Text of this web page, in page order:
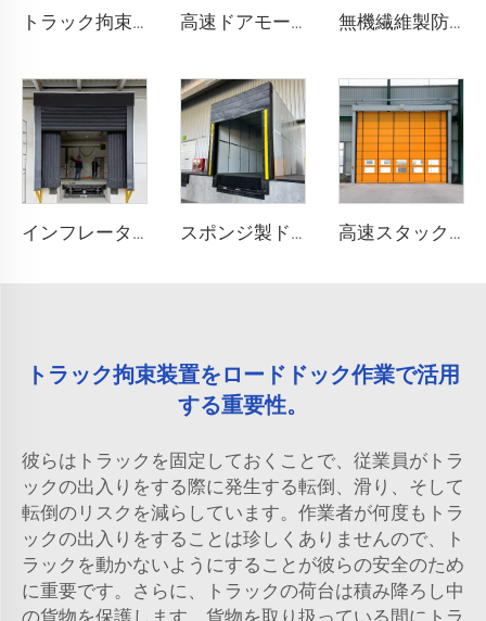
トラック拘束システム 高速ドアモーター 無機繊維製防火シャッタードア
インフレータブルドックシェルター スポンジ製ドックシェルター 高速スタックドア
トラック拘束装置をロードドック作業で活用
する重要性。
彼らはトラックを固定しておくことで、従業員がトラ
ックの出入りをする際に発生する転倒、滑り、そして
転倒のリスクを減らしています。作業者が何度もトラ
ックの出入りをすることは珍しくありませんので、ト
ラックを動かないようにすることが彼らの安全のため
に重要です。さらに、トラックの荷台は積み降ろし中
の貨物を保護します。貨物を取り扱っている間にトラ